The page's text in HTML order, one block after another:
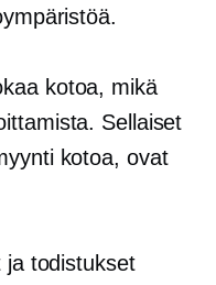
kotoa, mikä
Sellaiset
kotoa, ovat
ja todistukset